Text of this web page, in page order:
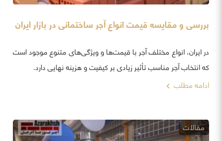
بررسی و مقایسه قیمت انواع آجر ساختمانی در بازار ایران
در ایران، انواع مختلف آجر با قیمت‌ها و ویژگی‌های متنوع موجود است
که انتخاب آجر مناسب تأثیر زیادی بر کیفیت و هزینه نهایی دارد.
ادامه مطلب
مقالات